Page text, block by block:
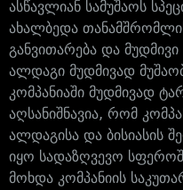
ასწავლიან სამუშაოს
ახალბედა
განვითარება და
ალდაგი მუდმივად
კომპანიაში მუდმივად
აღსანიშნავია, რომ
ალდაგისა და ბისიასის
იყო სადაზღვევო
მოხდა კომპანიის